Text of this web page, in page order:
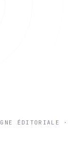
ÉDITORIALE ·